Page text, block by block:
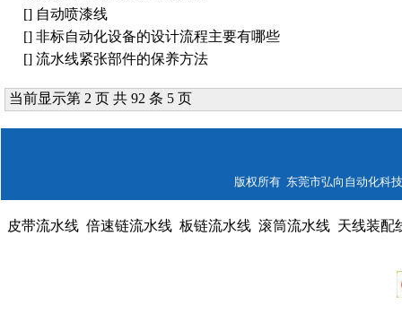
[] 自动喷漆线
[] 非标自动化设备的设计流程主要有哪些
[] 流水线紧张部件的保养方法
当前显示第 2 页 共 92 条 5 页
版权所有 东莞市弘向自动化科
皮带流水线 倍速链流水线 板链流水线 滚筒流水线 天线装配